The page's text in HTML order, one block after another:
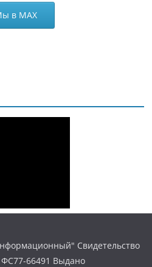
в МАХ
Свидетельство
66491 Выдано